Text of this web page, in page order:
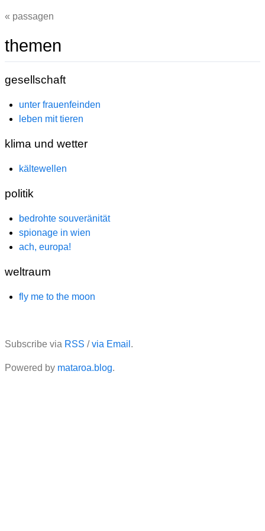
passagen
themen
gesellschaft
unter frauenfeinden
leben mit tieren
klima und wetter
kältewellen
politik
bedrohte souveränität
spionage in wien
ach, europa!
weltraum
fly me to the moon
Subscribe via RSS /via Email .
Powered by mataroa.blog.